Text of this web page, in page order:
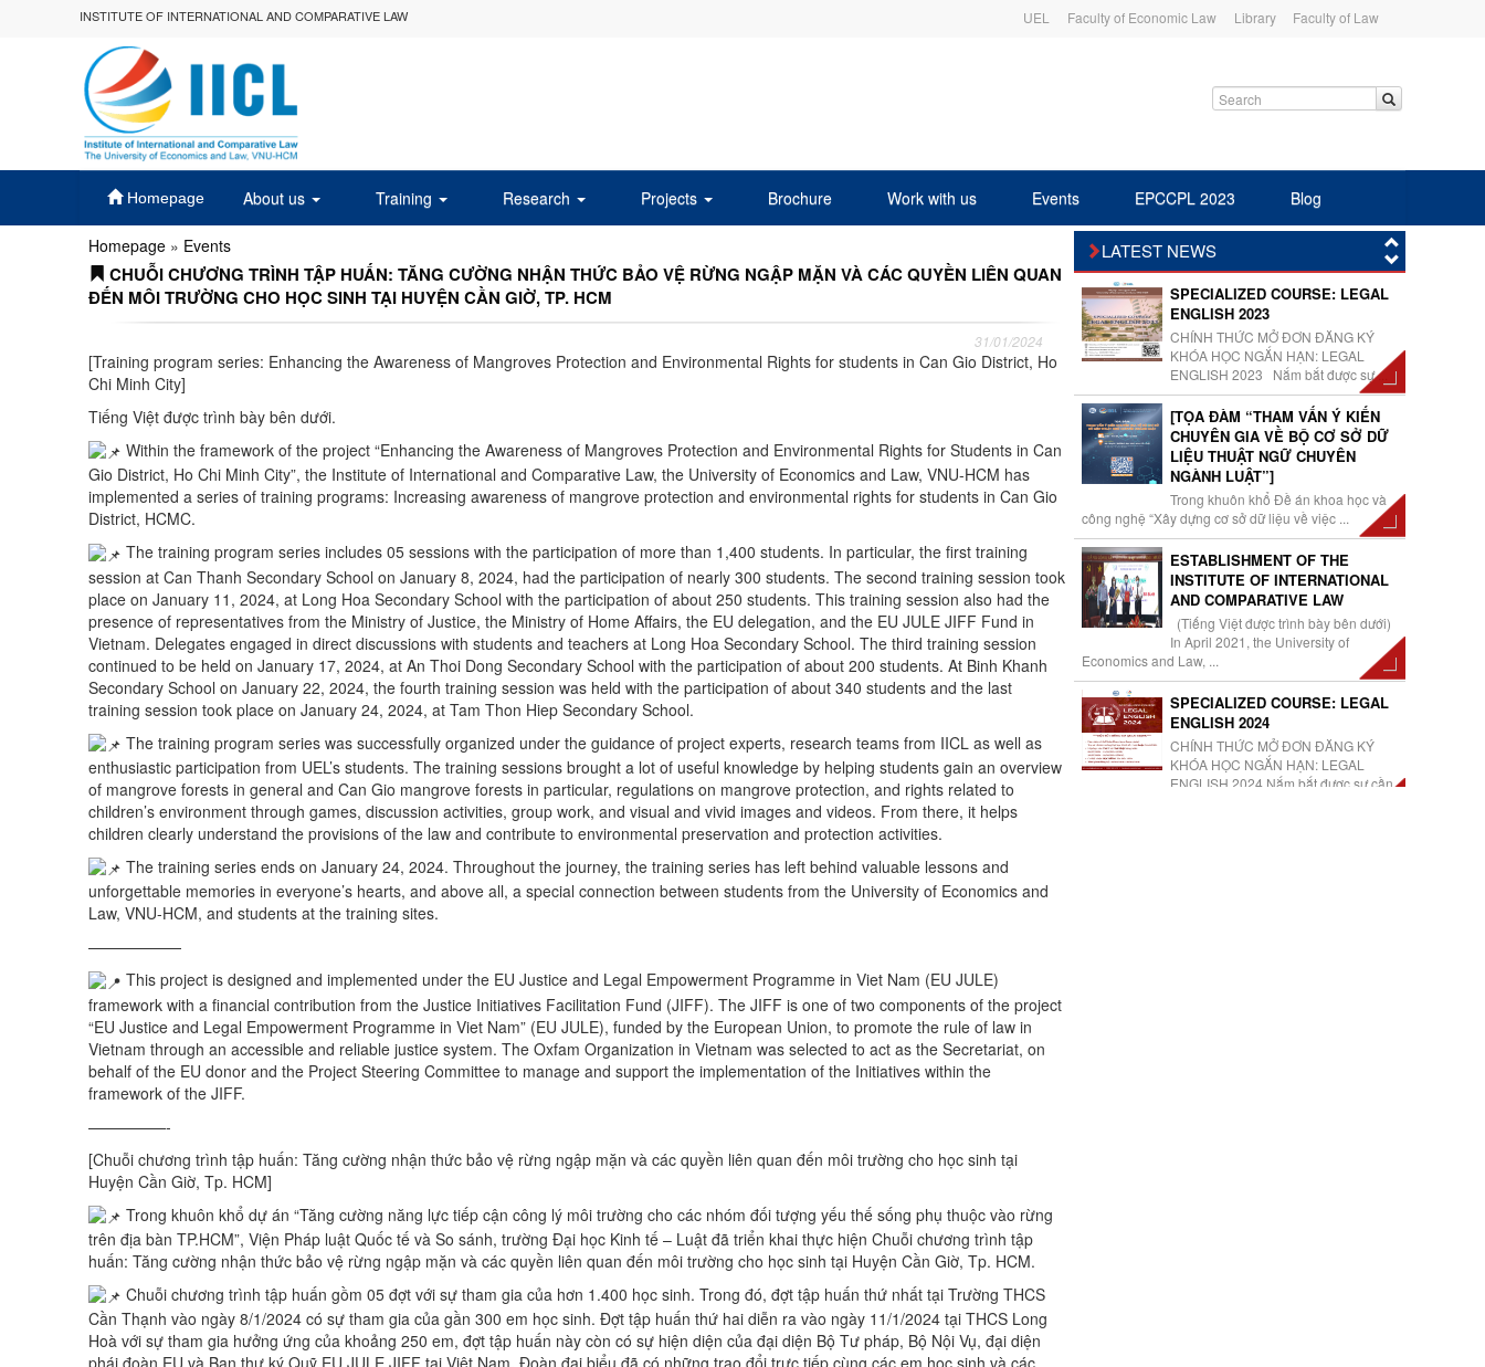
INSTITUTE OF INTERNATIONAL AND COMPARATIVE LAW UEL Faculty of Economic Law Library Faculty of Law
Homepage About us Training Research Projects Brochure Work with us Events EPCCPL 2023 Blog
Homepage » Events
CHUỖI CHƯƠNG TRÌNH TẬP HUẤN: TĂNG CƯỜNG NHẬN THỨC BẢO VỆ RỪNG NGẬP MẶN VÀ CÁC QUYỀN LIÊN QUAN
ĐẾN MÔI TRƯỜNG CHO HỌC SINH TẠI HUYỆN CẦN GIỜ, TP. HCM
31/01/2024
[Training program series: Enhancing the Awareness of Mangroves Protection and Environmental Rights for students in Can Gio District, Ho
Chi Minh City]
Tiếng Việt được trình bày bên dưới.
Within the framework of the project “Enhancing the Awareness of Mangroves Protection and Environmental Rights for Students in Can
Gio District, Ho Chi Minh City”, the Institute of International and Comparative Law, the University of Economics and Law, VNU-HCM has
implemented a series of training programs: Increasing awareness of mangrove protection and environmental rights for students in Can Gio
District, HCMC.
The training program series includes 05 sessions with the participation of more than 1,400 students. In particular, the first training
session at Can Thanh Secondary School on January 8, 2024, had the participation of nearly 300 students. The second training session took
place on January 11, 2024, at Long Hoa Secondary School with the participation of about 250 students. This training session also had the
presence of representatives from the Ministry of Justice, the Ministry of Home Affairs, the EU delegation, and the EU JULE JIFF Fund in
Vietnam. Delegates engaged in direct discussions with students and teachers at Long Hoa Secondary School. The third training session
continued to be held on January 17, 2024, at An Thoi Dong Secondary School with the participation of about 200 students. At Binh Khanh
Secondary School on January 22, 2024, the fourth training session was held with the participation of about 340 students and the last
training session took place on January 24, 2024, at Tam Thon Hiep Secondary School.
The training program series was successfully organized under the guidance of project experts, research teams from IICL as well as
enthusiastic participation from UEL’s students. The training sessions brought a lot of useful knowledge by helping students gain an overview
of mangrove forests in general and Can Gio mangrove forests in particular, regulations on mangrove protection, and rights related to
children’s environment through games, discussion activities, group work, and visual and vivid images and videos. From there, it helps
children clearly understand the provisions of the law and contribute to environmental preservation and protection activities.
The training series ends on January 24, 2024. Throughout the journey, the training series has left behind valuable lessons and
unforgettable memories in everyone’s hearts, and above all, a special connection between students from the University of Economics and
Law, VNU-HCM, and students at the training sites.
——————
This project is designed and implemented under the EU Justice and Legal Empowerment Programme in Viet Nam (EU JULE)
framework with a financial contribution from the Justice Initiatives Facilitation Fund (JIFF). The JIFF is one of two components of the project
“EU Justice and Legal Empowerment Programme in Viet Nam” (EU JULE), funded by the European Union, to promote the rule of law in
Vietnam through an accessible and reliable justice system. The Oxfam Organization in Vietnam was selected to act as the Secretariat, on
behalf of the EU donor and the Project Steering Committee to manage and support the implementation of the Initiatives within the
framework of the JIFF.
—————-
[Chuỗi chương trình tập huấn: Tăng cường nhận thức bảo vệ rừng ngập mặn và các quyền liên quan đến môi trường cho học sinh tại
Huyện Cần Giờ, Tp. HCM]
Trong khuôn khổ dự án “Tăng cường năng lực tiếp cận công lý môi trường cho các nhóm đối tượng yếu thế sống phụ thuộc vào rừng
trên địa bàn TP.HCM”, Viện Pháp luật Quốc tế và So sánh, trường Đại học Kinh tế – Luật đã triển khai thực hiện Chuỗi chương trình tập
huấn: Tăng cường nhận thức bảo vệ rừng ngập mặn và các quyền liên quan đến môi trường cho học sinh tại Huyện Cần Giờ, Tp. HCM.
Chuỗi chương trình tập huấn gồm 05 đợt với sự tham gia của hơn 1.400 học sinh. Trong đó, đợt tập huấn thứ nhất tại Trường THCS
Cần Thạnh vào ngày 8/1/2024 có sự tham gia của gần 300 em học sinh. Đợt tập huấn thứ hai diễn ra vào ngày 11/1/2024 tại THCS Long
Hoà với sự tham gia hưởng ứng của khoảng 250 em, đợt tập huấn này còn có sự hiện diện của đại diện Bộ Tư pháp, Bộ Nội Vụ, đại diện
LATEST NEWS
SPECIALIZED COURSE: LEGAL
ENGLISH 2023
CHÍNH THỨC MỞ ĐƠN ĐĂNG KÝ
KHÓA HỌC NGẮN HẠN: LEGAL
ENGLISH 2023 Nắm bắt được sự ...
[TỌA ĐÀM “THAM VẤN Ý KIẾN
CHUYÊN GIA VỀ BỘ CƠ SỞ DỮ
LIỆU THUẬT NGỮ CHUYÊN
NGÀNH LUẬT”]
Trong khuôn khổ Đề án khoa học và
công nghệ “Xây dựng cơ sở dữ liệu về việc ...
ESTABLISHMENT OF THE
INSTITUTE OF INTERNATIONAL
AND COMPARATIVE LAW
(Tiếng Việt được trình bày bên dưới)
In April 2021, the University of
Economics and Law, ...
SPECIALIZED COURSE: LEGAL
ENGLISH 2024
CHÍNH THỨC MỞ ĐƠN ĐĂNG KÝ
KHÓA HỌC NGẮN HẠN: LEGAL
ENGLISH 2024 Nắm bắt được sự cần